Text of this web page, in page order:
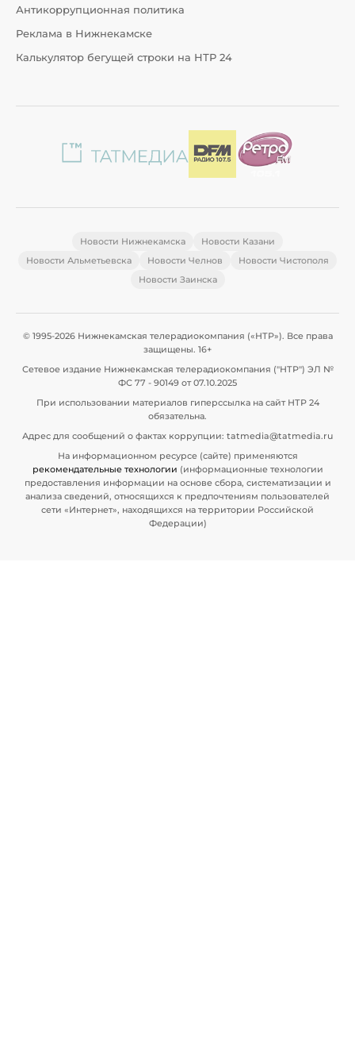
Антикоррупционная политика
Реклама в Нижнекамске
Калькулятор бегущей строки на НТР 24
Новости Нижнекамска
Новости Казани
Новости Альметьевска
Новости Челнов
Новости Чистополя
Новости Заинска
© 1995-2026 Нижнекамская телерадиокомпания («НТР»). Все права
защищены. 16+
Сетевое издание Нижнекамская телерадиокомпания ("НТР") ЭЛ №
ФС 77 - 90149 от 07.10.2025
При использовании материалов гиперссылка на сайт НТР 24
обязательна.
Адрес для сообщений о фактах коррупции: tatmedia@tatmedia.ru
На информационном ресурсе (сайте) применяются
рекомендательные технологии (информационные технологии
предоставления информации на основе сбора, систематизации и
анализа сведений, относящихся к предпочтениям пользователей
сети «Интернет», находящихся на территории Российской
Федерации)